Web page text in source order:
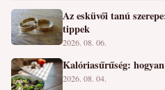
Az esküvői tanú
tippek
2026. 08. 06.
Kalóriasűrűség:
2026. 08. 04.